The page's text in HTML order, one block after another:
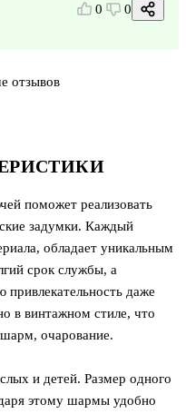
поможет реализовать
задумки. Каждый
обладает уникальным
срок службы, а
привлекательность даже
в винтажном стиле, что
очарование.
и детей. Размер одного
этому шармы удобно
0 0
отзывов